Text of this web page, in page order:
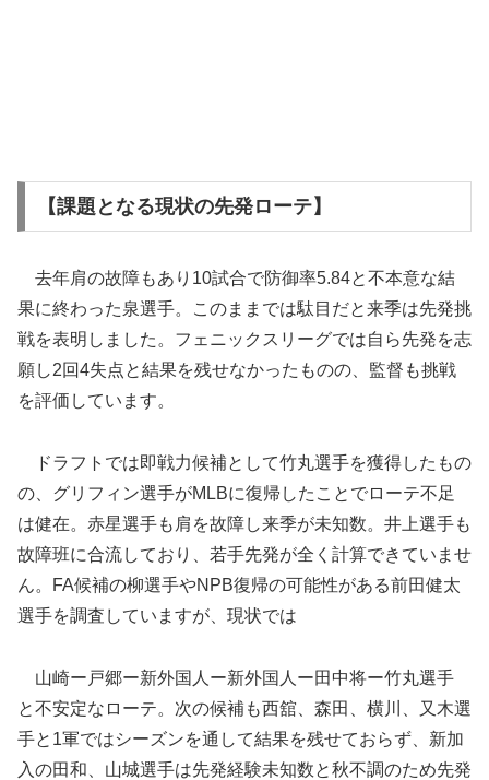
【課題となる現状の先発ローテ】
去年肩の故障もあり10試合で防御率5.84と不本意な結
果に終わった泉選手。このままでは駄目だと来季は先発挑
戦を表明しました。フェニックスリーグでは自ら先発を志
願し2回4失点と結果を残せなかったものの、監督も挑戦
を評価しています。
ドラフトでは即戦力候補として竹丸選手を獲得したもの
の、グリフィン選手がMLBに復帰したことでローテ不足
は健在。赤星選手も肩を故障し来季が未知数。井上選手も
故障班に合流しており、若手先発が全く計算できていませ
ん。FA候補の柳選手やNPB復帰の可能性がある前田健太
選手を調査していますが、現状では
山崎ー戸郷ー新外国人ー新外国人ー田中将ー竹丸選手
と不安定なローテ。次の候補も西舘、森田、横川、又木選
手と1軍ではシーズンを通して結果を残せておらず、新加
入の田和、山城選手は先発経験未知数と秋不調のため先発